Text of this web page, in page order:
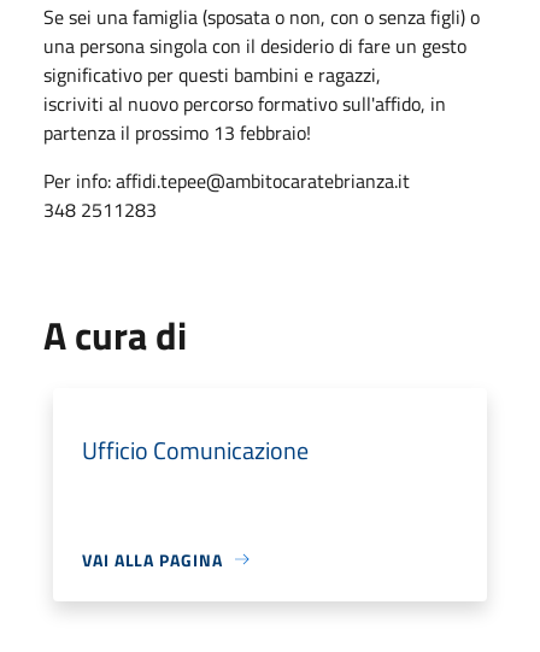
Se sei una famiglia (sposata o non, con o senza figli) o
una persona singola con il desiderio di fare un gesto
significativo per questi bambini e ragazzi,
iscriviti al nuovo percorso formativo sull'affido, in
partenza il prossimo 13 febbraio!
Per info: affidi.tepee@ambitocaratebrianza.it
348 2511283
A cura di
Ufficio Comunicazione
VAI ALLA PAGINA